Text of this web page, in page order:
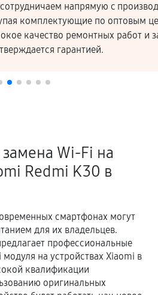
c производителями,
по оптовым ценам.
работ и запчастей
Wi-Fi на
Redmi K30 в
смартфонах могут
для их владельцев.
профессиональные
на устройствах Xiaomi в
квалификации
оригинальных